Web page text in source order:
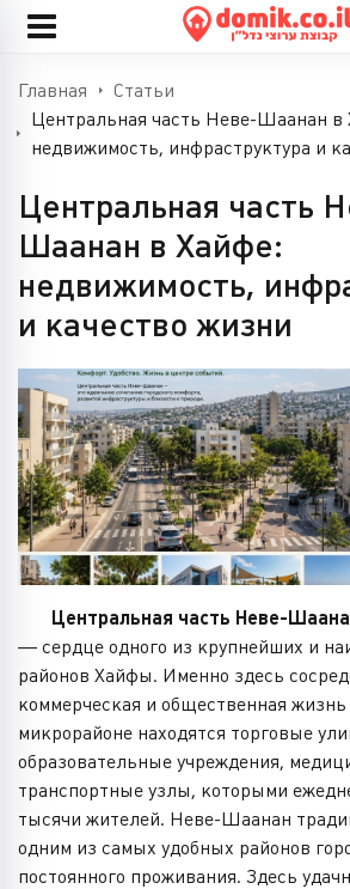
Главная
Статьи
Центральная часть Неве-Шаанан в
недвижимость, инфраструктура и
Центральная часть
Шаанан в Хайфе:
недвижимость,
и качество жизни
— сердце одного из крупнейших и
районов Хайфы. Именно здесь
коммерческая и общественная
микрорайоне находятся торговые
образовательные учреждения,
транспортные узлы, которыми
тысячи жителей. Неве-Шаанан
одним из самых удобных районов
постоянного проживания. Здесь